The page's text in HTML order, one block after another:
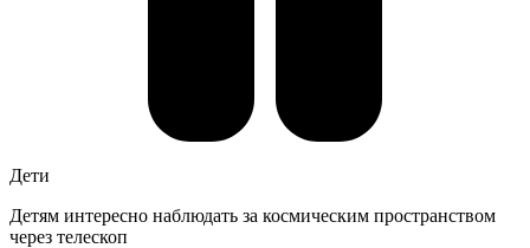
Дети
Детям интересно наблюдать за космическим пространством
через телескоп